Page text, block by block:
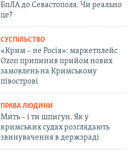
БпЛА до Севастополя. Чи реально
це?
СУСПІЛЬСТВО
«Крим – не Росія»: маркетплейс
Ozon припинив прийом нових
замовлень на Кримському
півострові
ПРАВА ЛЮДИНИ
Мить – і ти шпигун. Як у
кримських судах розглядають
звинувачення в держзраді